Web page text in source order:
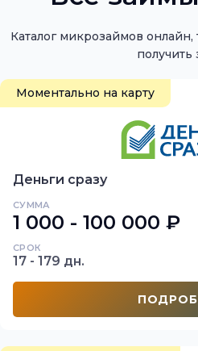
Каталог микрозаймов
Моментально на карту
Деньги сразу
СУММА
1 000 - 100 000 ₽
СРОК
17 - 179 дн.